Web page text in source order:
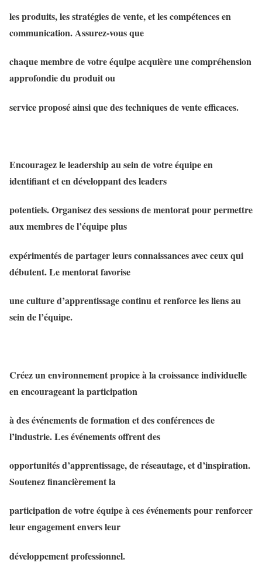
les produits, les stratégies de vente, et les compétences en
communication. Assurez-vous que
chaque membre de votre équipe acquière une compréhension
approfondie du produit ou
service proposé ainsi que des techniques de vente efficaces.
Encouragez le leadership au sein de votre équipe en
identifiant et en développant des leaders
potentiels. Organisez des sessions de mentorat pour permettre
aux membres de l’équipe plus
expérimentés de partager leurs connaissances avec ceux qui
débutent. Le mentorat favorise
une culture d’apprentissage continu et renforce les liens au
sein de l’équipe.
Créez un environnement propice à la croissance individuelle
en encourageant la participation
à des événements de formation et des conférences de
l’industrie. Les événements offrent des
opportunités d’apprentissage, de réseautage, et d’inspiration.
Soutenez financièrement la
participation de votre équipe à ces événements pour renforcer
leur engagement envers leur
développement professionnel.